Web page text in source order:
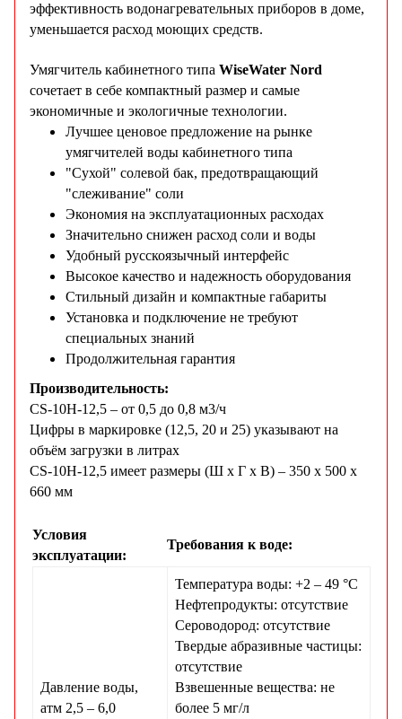
эффективность водонагревательных приборов в доме,
уменьшается расход моющих средств.
Умягчитель кабинетного типа WiseWater Nord
сочетает в себе компактный размер и самые
экономичные и экологичные технологии.
Лучшее ценовое предложение на рынке
умягчителей воды кабинетного типа
"Сухой" солевой бак, предотвращающий
"слеживание" соли
Экономия на эксплуатационных расходах
Значительно снижен расход соли и воды
Удобный русскоязычный интерфейс
Высокое качество и надежность оборудования
Стильный дизайн и компактные габариты
Установка и подключение не требуют
специальных знаний
Продолжительная гарантия
Производительность:
CS-10H-12,5 – от 0,5 до 0,8 м3/ч
Цифры в маркировке (12,5, 20 и 25) указывают на
объём загрузки в литрах
CS-10H-12,5 имеет размеры (Ш х Г х В) – 350 х 500 х
660 мм
Условия
эксплуатации:
Требования к воде:
Давление воды,
атм 2,5 – 6,0
Температура воды: +2 – 49 °С
Нефтепродукты: отсутствие
Сероводород: отсутствие
Твердые абразивные частицы:
отсутствие
Взвешенные вещества: не
более 5 мг/л